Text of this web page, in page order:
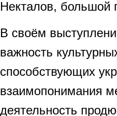
Некталов, большой
В своём
важность
способствующих
взаимопонимания
деятельность